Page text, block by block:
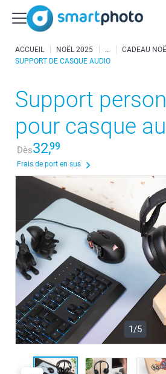
ACCUEIL NOËL 2025
CADEAU
SUPPORT DE CASQUE AUDIO
Support
pour casque
Dès32,99
Frais de port en sus
1/5